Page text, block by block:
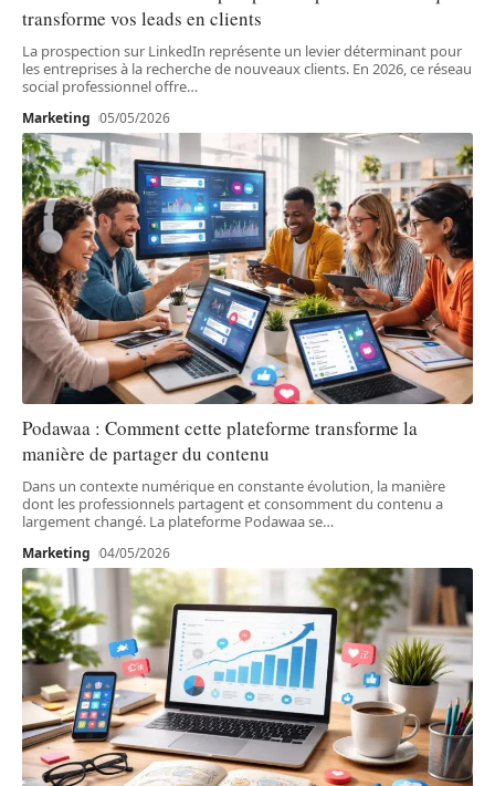
transforme vos leads en clients
La prospection sur LinkedIn représente un levier déterminant pour
les entreprises à la recherche de nouveaux clients. En 2026, ce réseau
social professionnel offre…
Marketing 05/05/2026
Podawaa : Comment cette plateforme transforme la
manière de partager du contenu
Dans un contexte numérique en constante évolution, la manière
dont les professionnels partagent et consomment du contenu a
largement changé. La plateforme Podawaa se…
Marketing 04/05/2026